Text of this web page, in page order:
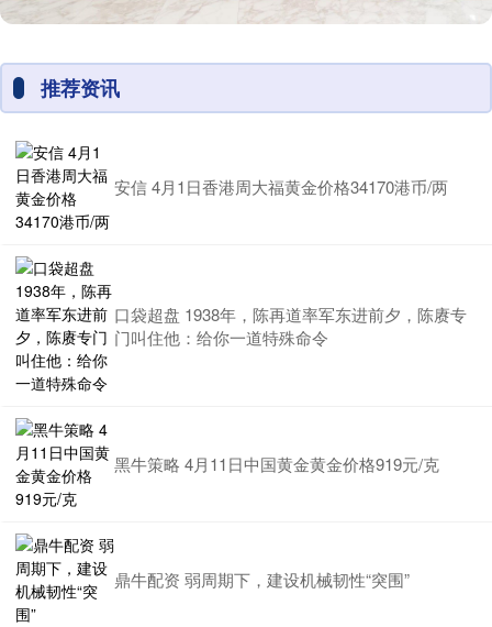
推荐资讯
安信 4月1日香港周大福黄金价格34170港币/两
口袋超盘 1938年，陈再道率军东进前夕，陈赓专
门叫住他：给你一道特殊命令
黑牛策略 4月11日中国黄金黄金价格919元/克
鼎牛配资 弱周期下，建设机械韧性“突围”